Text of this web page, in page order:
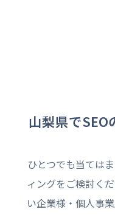
山梨県でSEO
ひとつでも当ては
ィングをご検討く
い企業様・個人事